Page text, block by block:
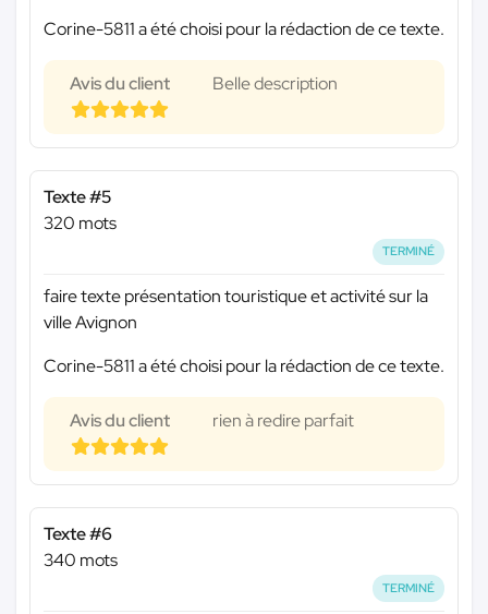
Corine-5811 a été choisi pour la rédaction de ce texte.
Avis du client Belle description
Texte #5
320 mots
TERMINÉ
faire texte présentation touristique et activité sur la
ville Avignon
Corine-5811 a été choisi pour la rédaction de ce texte.
Avis du client rien à redire parfait
Texte #6
340 mots
TERMINÉ